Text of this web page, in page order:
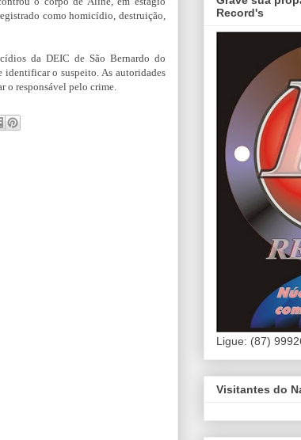
como homicídio, destruição,
da DEIC de São Bernardo do
identificar o suspeito. As autoridades
o responsável pelo crime.
Record's
Ligue: (87)
Visitantes do